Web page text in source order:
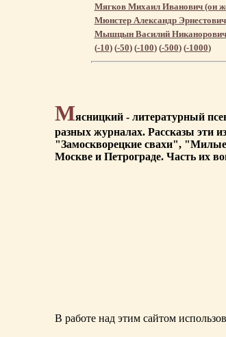
Мягков Михаил Иванович (он
Мюнстер Александр Эрнестович
Мышцын Василий Никанорович
(-10) (-50) (-100) (-500) (-1000)
Мясницкий - литературный
разных журналах. Рассказы
"Замоскворецкие свахи",
Москве и Петрограде. Часть их
В работе над этим сайтом